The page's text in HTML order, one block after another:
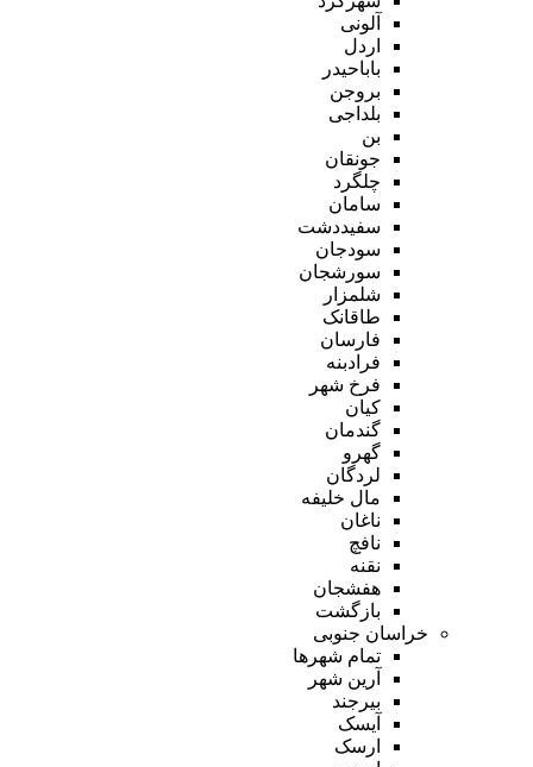
آلونی
اردل
باباحیدر
بروجن
بلداجی
بن
جونقان
چلگرد
سامان
سفیددشت
سودجان
سورشجان
شلمزار
طاقانک
فارسان
فرادبنه
فرخ شهر
کیان
گندمان
گهرو
لردگان
مال خلیفه
ناغان
نافچ
نقنه
هفشجان
بازگشت
خراسان جنوبی
تمام شهر‌ها
آرین شهر
بیرجند
آیسک
ارسک